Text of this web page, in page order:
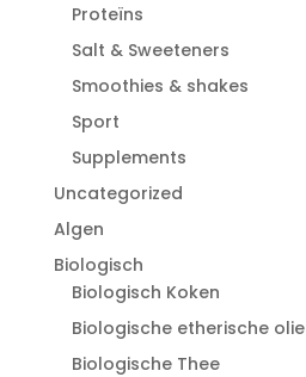
Proteïns
Salt & Sweeteners
Smoothies & shakes
Sport
Supplements
Uncategorized
Algen
Biologisch
Biologisch Koken
Biologische etherische olie
Biologische Thee